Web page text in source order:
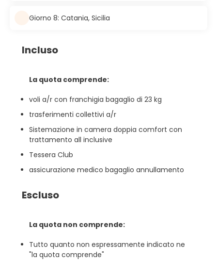
Giorno 8: Catania, Sicilia
Incluso
La quota comprende:
voli a/r con franchigia bagaglio di 23 kg
trasferimenti collettivi a/r
Sistemazione in camera doppia comfort con
trattamento all inclusive
Tessera Club
assicurazione medico bagaglio annullamento
Escluso
La quota non comprende:
Tutto quanto non espressamente indicato ne
"la quota comprende"